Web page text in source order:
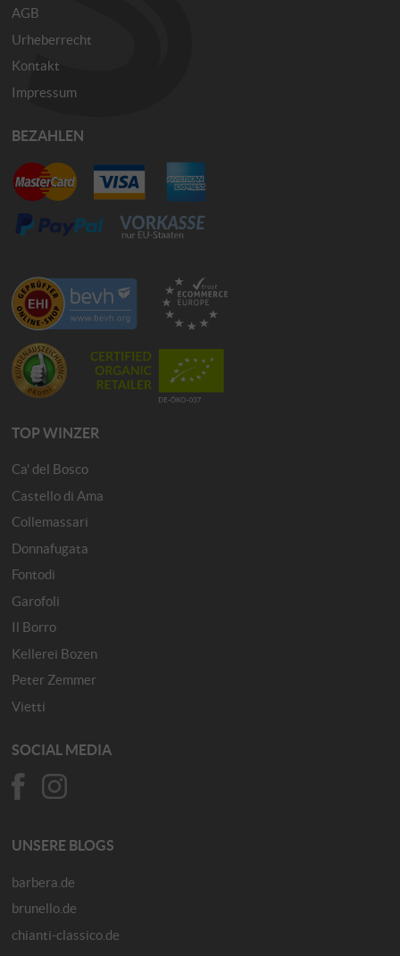
AGB
Urheberrecht
Kontakt
Impressum
BEZAHLEN
TOP WINZER
Ca' del Bosco
Castello di Ama
Collemassari
Donnafugata
Fontodi
Garofoli
Il Borro
Kellerei Bozen
Peter Zemmer
Vietti
SOCIAL MEDIA
UNSERE BLOGS
barbera.de
brunello.de
chianti-classico.de